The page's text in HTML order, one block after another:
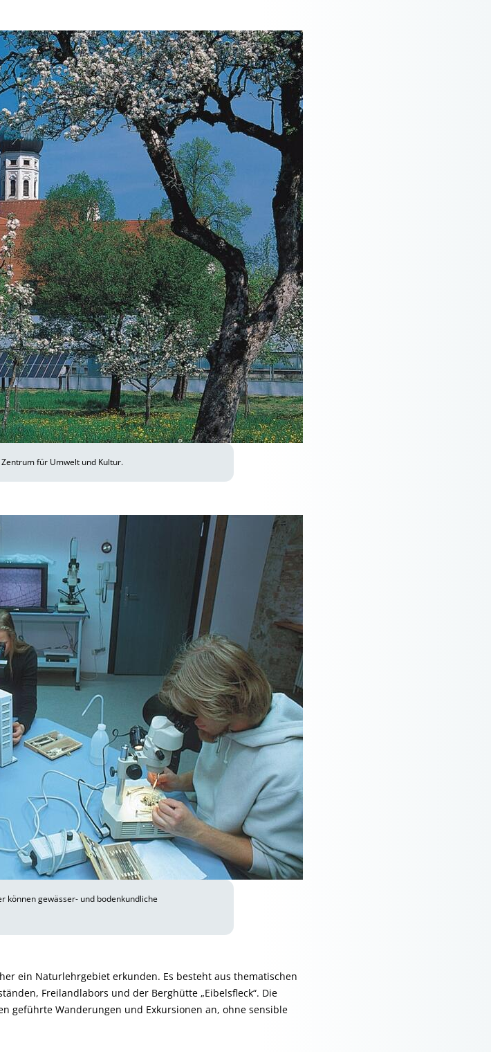
für Umwelt und Kultur.
können gewässer- und bodenkundliche
ein Naturlehrgebiet erkunden. Es besteht aus thematischen
Freilandlabors und der Berghütte „Eibelsfleck“. Die
geführte Wanderungen und Exkursionen an, ohne sensible